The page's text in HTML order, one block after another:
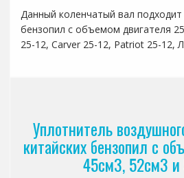
Данный коленчатый вал подходит
бензопил с объемом двигателя
25-12, Carver 25-12, Patriot 25-12,
Уплотнитель
китайских бензопил с
45см3, 52см3